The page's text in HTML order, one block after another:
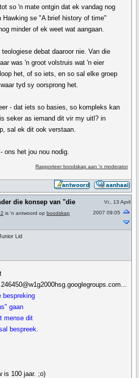
so 'n mate ontgin dat ek vandag nog
Hawking se "A brief history of time"
minder of ek weet wat aangaan.
debat daaroor nie. Van die
was 'n groot volstruis wat 'n eier
het, of so iets, en so sal elke groep
tyd sy oorsprong het.
- dat iets so basies, so kompleks kan
seker as iemand dit vir my uitl? in
sal ek dit ook verstaan.
ons het jou nou nodig.
Rapporteer boodskap aan 'n moderator
die konsep van "die
is 'n antwoord op boodskap
Vr., 13 April
2007 09:05
Lid
bespreking
gaan
mense dit
bespreek.
is 100 jaar. ;o)